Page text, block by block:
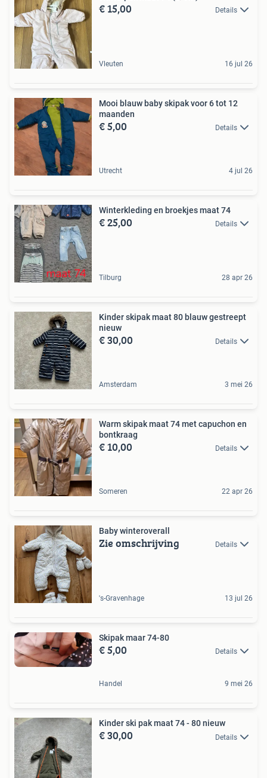
€ 15,00 Details
Vleuten 16 jul 26
Mooi blauw baby skipak voor 6 tot 12
maanden
€ 5,00 Details
Utrecht 4 jul 26
Winterkleding en broekjes maat 74
€ 25,00 Details
Tilburg 28 apr 26
Kinder skipak maat 80 blauw gestreept
nieuw
€ 30,00 Details
Amsterdam 3 mei 26
Warm skipak maat 74 met capuchon en
bontkraag
€ 10,00 Details
Someren 22 apr 26
Baby winteroverall
Zie omschrijving Details
's-Gravenhage 13 jul 26
Skipak maar 74-80
€ 5,00 Details
Handel 9 mei 26
Kinder ski pak maat 74 - 80 nieuw
€ 30,00 Details